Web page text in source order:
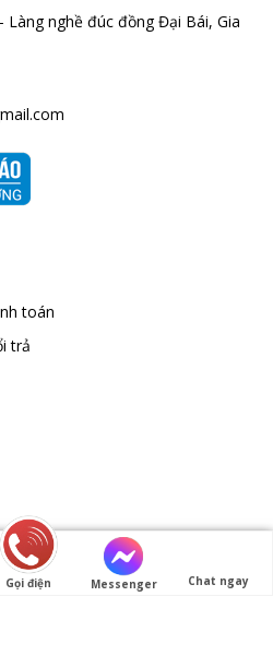
Làng nghề đúc đồng Đại Bái, Gia
toán
trả
Gọi điện Messenger Chat ngay